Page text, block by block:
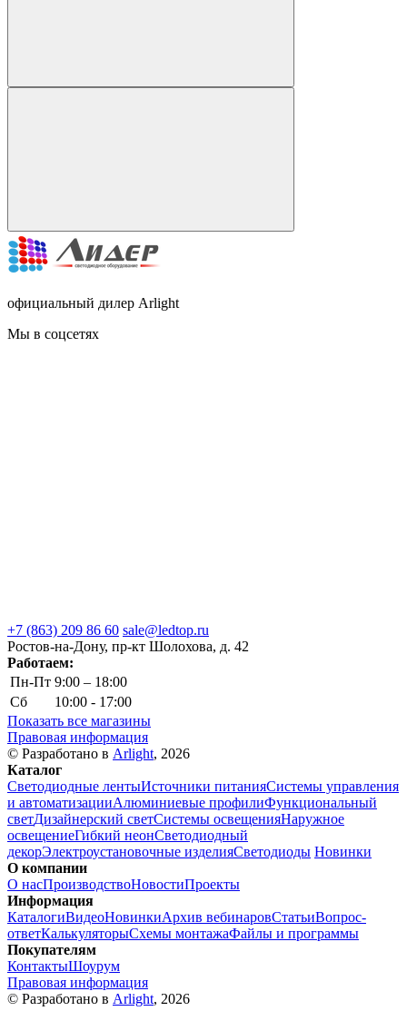
официальный дилер Arlight
Мы в соцсетях
+7 (863) 209 86 60 sale@ledtop.ru
Ростов-на-Дону, пр-кт Шолохова, д. 42
Работаем:
Пн-Пт 9:00 – 18:00
Сб
10:00 - 17:00
Показать все магазины
Правовая информация
© Разработано в Arlight, 2026
Каталог
Светодиодные лентыИсточники питанияСистемы управления
и автоматизацииАлюминиевые профилиФункциональный
светДизайнерский светСистемы освещенияНаружное
освещениеГибкий неонСветодиодный
декорЭлектроустановочные изделияСветодиоды Новинки
О компании
О насПроизводствоНовостиПроекты
Информация
КаталогиВидеоНовинкиАрхив вебинаровСтатьиВопрос-
ответКалькуляторыСхемы монтажаФайлы и программы
Покупателям
КонтактыШоурум
Правовая информация
© Разработано в Arlight, 2026